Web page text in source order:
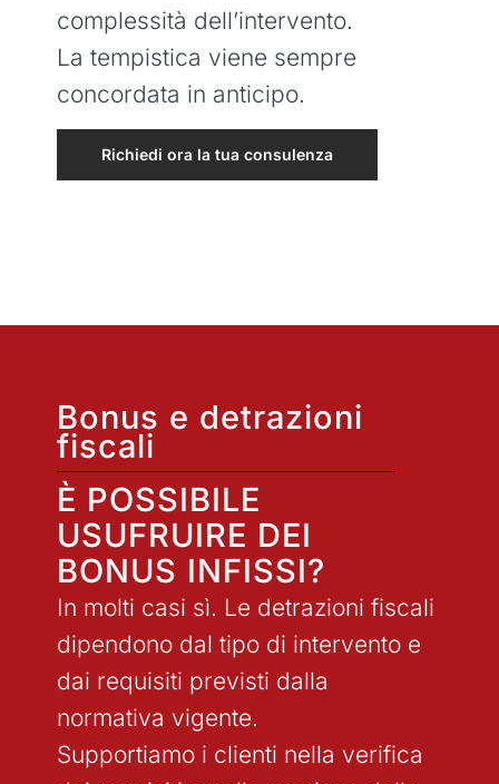
complessità dell’intervento.
La tempistica viene sempre
concordata in anticipo.
Richiedi ora la tua consulenza
Bonus e detrazioni
fiscali
È POSSIBILE
USUFRUIRE DEI
BONUS INFISSI?
In molti casi sì. Le detrazioni fiscali
dipendono dal tipo di intervento e
dai requisiti previsti dalla
normativa vigente.
Supportiamo i clienti nella verifica